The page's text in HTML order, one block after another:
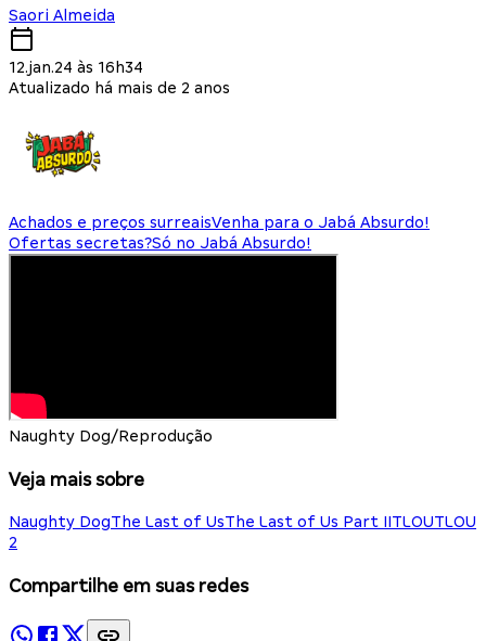
Saori Almeida
12.jan.24 às 16h34
Atualizado há mais de 2 anos
Achados e preços surreaisVenha para o Jabá Absurdo!
Ofertas secretas?Só no Jabá Absurdo!
Naughty Dog/Reprodução
Veja mais sobre
Naughty DogThe Last of UsThe Last of Us Part IITLOUTLOU
2
Compartilhe em suas redes